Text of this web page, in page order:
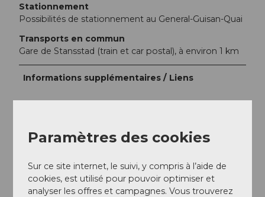
Stationnement
Possibilités de stationnement au General-Guisan-Quai
Transports en commun
Gare de Stansstad (train et car postal), à environ 1 km
Informations supplémentaires / Liens
débarquement / débarquement direct au camping
impossible à cause de la zone protégée)
Location de canoës
Kanuwelt Bouchs
Paramètres des cookies
Sur ce site internet, le suivi, y compris à l’aide de
cookies, est utilisé pour pouvoir optimiser et
analyser les offres et campagnes. Vous trouverez